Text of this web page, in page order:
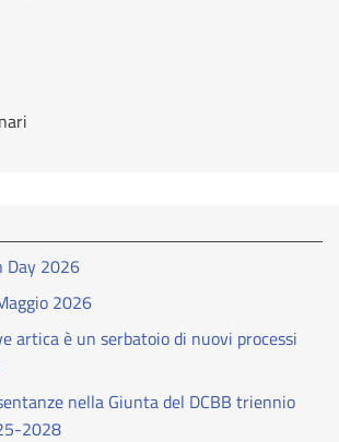
Day 2026
2026
artica è un serbatoio di nuovi processi
nella Giunta del DCBB triennio
2028